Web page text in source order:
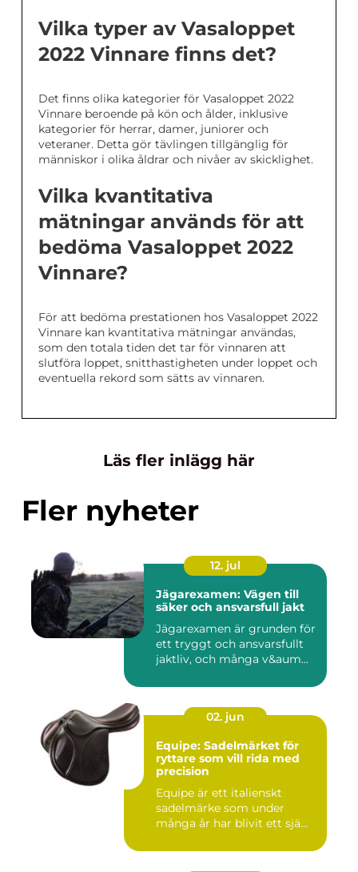
Vilka typer av Vasaloppet
2022 Vinnare finns det?
Det finns olika kategorier för Vasaloppet 2022
Vinnare beroende på kön och ålder, inklusive
kategorier för herrar, damer, juniorer och
veteraner. Detta gör tävlingen tillgänglig för
människor i olika åldrar och nivåer av skicklighet.
Vilka kvantitativa
mätningar används för att
bedöma Vasaloppet 2022
Vinnare?
För att bedöma prestationen hos Vasaloppet 2022
Vinnare kan kvantitativa mätningar användas,
som den totala tiden det tar för vinnaren att
slutföra loppet, snitthastigheten under loppet och
eventuella rekord som sätts av vinnaren.
Läs fler inlägg här
Fler nyheter
12. jul
Jägarexamen: Vägen till
säker och ansvarsfull jakt
Jägarexamen är grunden för
ett tryggt och ansvarsfullt
jaktliv, och många v&aum...
02. jun
Equipe: Sadelmärket för
ryttare som vill rida med
precision
Equipe är ett italienskt
sadelmärke som under
många år har blivit ett sjä...